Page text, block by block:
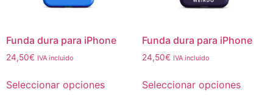
Funda dura para iPhone
24,50€ IVA incluido
Seleccionar opciones
Funda dura para iPhone
24,50€ IVA incluido
Seleccionar opciones